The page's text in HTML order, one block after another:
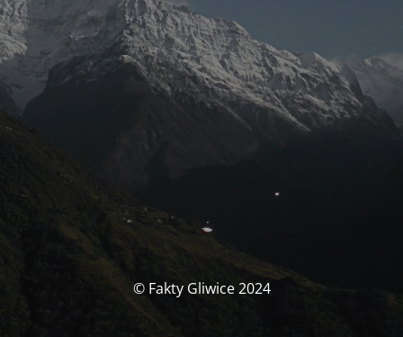
© Fakty Gliwice 2024